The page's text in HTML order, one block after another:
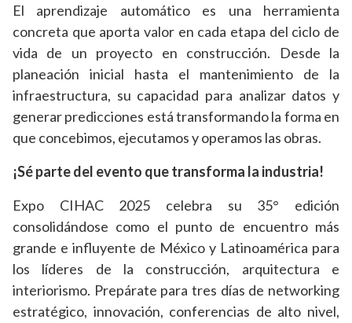
El aprendizaje automático es una herramienta
concreta que aporta valor en cada etapa del ciclo de
vida de un proyecto en construcción. Desde la
planeación inicial hasta el mantenimiento de la
infraestructura, su capacidad para analizar datos y
generar predicciones está transformando la forma en
que concebimos, ejecutamos y operamos las obras.
¡Sé parte del evento que transforma la industria!
Expo CIHAC 2025 celebra su 35° edición
consolidándose como el punto de encuentro más
grande e influyente de México y Latinoamérica para
los líderes de la construcción, arquitectura e
interiorismo. Prepárate para tres días de networking
estratégico, innovación, conferencias de alto nivel,